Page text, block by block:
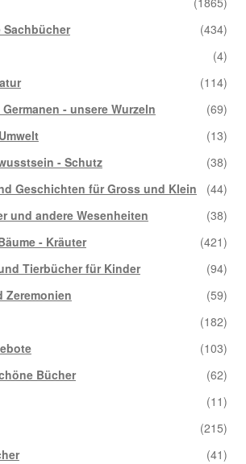
Sachbücher
(434)
(4)
(114)
- unsere Wurzeln
(69)
(13)
- Schutz
(38)
Geschichten für Gross und Klein
(44)
und andere Wesenheiten
(38)
- Kräuter
(421)
Tierbücher für Kinder
(94)
Zeremonien
(59)
(182)
(103)
Bücher
(62)
(11)
(215)
(41)